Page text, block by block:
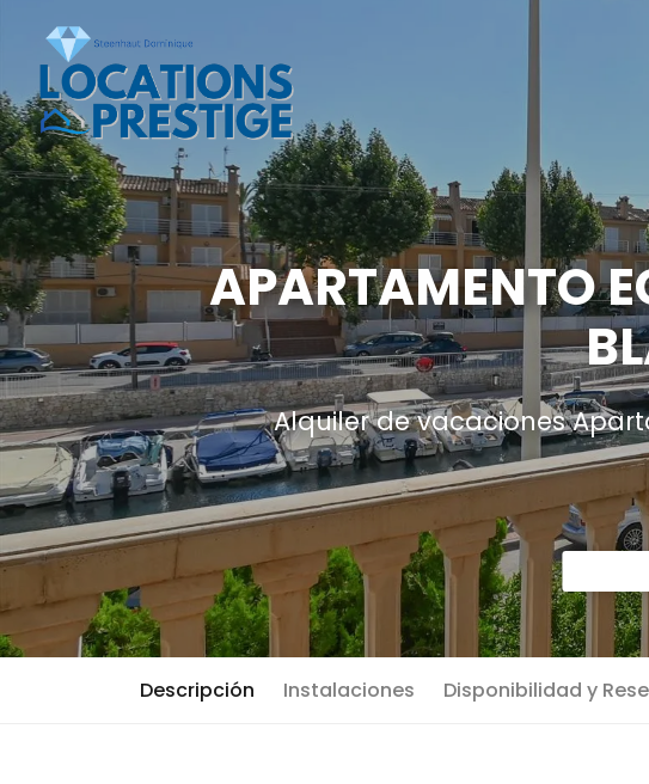
APARTAMENTO
Alquiler de vacaciones
Descripción Instalaciones Disponibilidad y